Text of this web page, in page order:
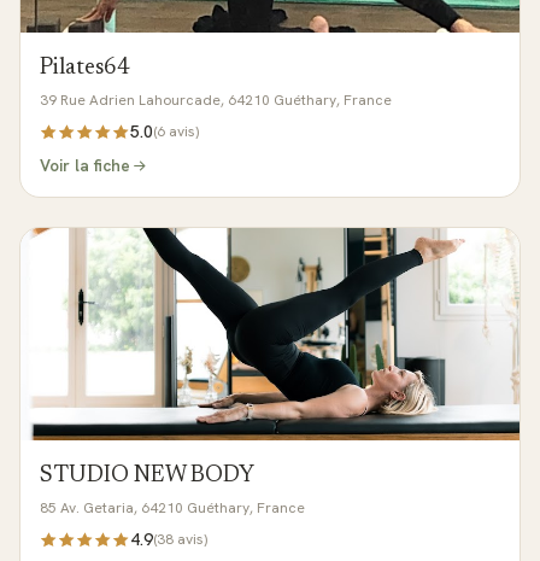
Pilates64
39 Rue Adrien Lahourcade, 64210 Guéthary, France
5.0(6 avis)
Voir la fiche
STUDIO NEW BODY
85 Av. Getaria, 64210 Guéthary, France
4.9(38 avis)